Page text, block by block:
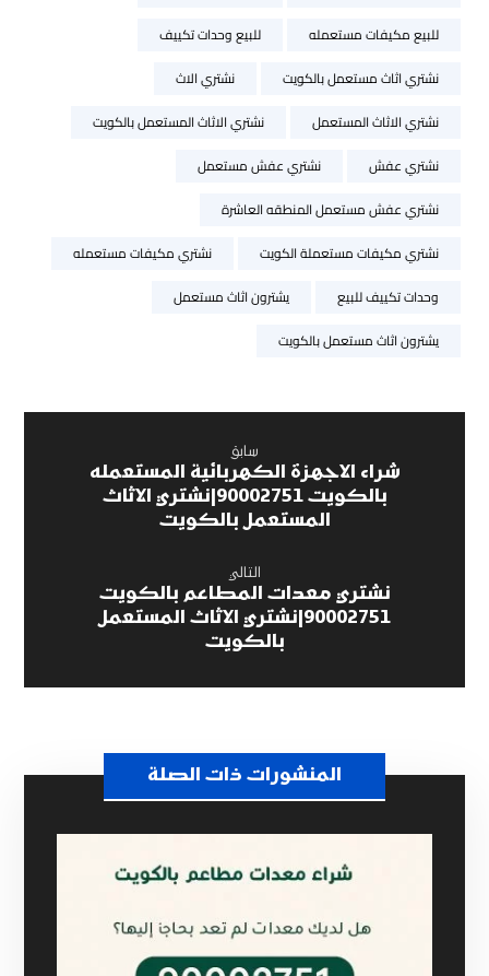
للبيع مكيفات مستعمله
للبيع وحدات تكييف
نشتري اثاث مستعمل بالكويت
نشتري الاث
نشتري الاثاث المستعمل
نشتري الاثاث المستعمل بالكويت
نشتري عفش
نشتري عفش مستعمل
نشتري عفش مستعمل المنطقه العاشرة
نشتري مكيفات مستعملة الكويت
نشتري مكيفات مستعمله
وحدات تكييف للبيع
يشترون اثاث مستعمل
يشترون اثاث مستعمل بالكويت
سابق
شراء الاجهزة الكهربائية المستعمله
بالكويت 90002751|نشتري الاثاث
المستعمل بالكويت
التالي
نشتري معدات المطاعم بالكويت
90002751|نشتري الاثاث المستعمل
بالكويت
المنشورات ذات الصلة